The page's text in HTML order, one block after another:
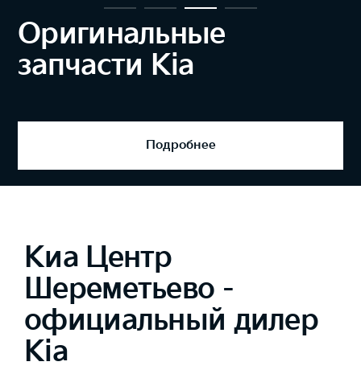
Оригинальные
запчасти Kia
Подробнее
Киа Центр
Шереметьево -
официальный дилер
Kia